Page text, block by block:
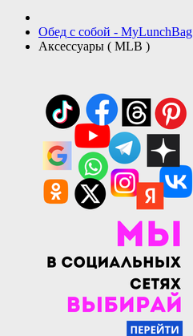
Обед с собой - MyLunchBag
Аксессуары ( MLB )